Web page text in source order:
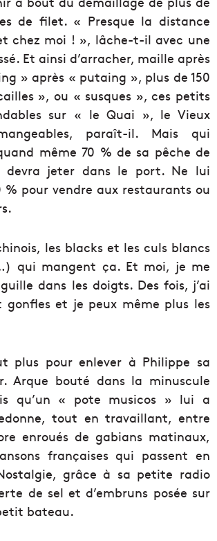
de filet. « Presque la distance
chez moi ! », lâche-t-il avec une
Et ainsi d’arracher, maille après
» après « putaing », plus de 150
», ou « susques », ces petits
sur « le Quai », le Vieux
paraît-il. Mais qui
même 70 % de sa pêche de
devra jeter dans le port. Ne lui
% pour vendre aux restaurants ou
les blacks et les culs blancs
qui mangent ça. Et moi, je me
dans les doigts. Des fois, j’ai
gonfles et je peux même plus les
plus pour enlever à Philippe sa
Arque bouté dans la minuscule
qu’un « pote musicos » lui a
tout en travaillant, entre
enroués de gabians matinaux,
françaises qui passent en
grâce à sa petite radio
de sel et d’embruns posée sur
bateau.